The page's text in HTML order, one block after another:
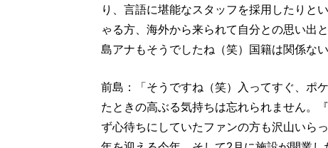
り、言語に堪能なスタッフを採用したりと
ゃる方、海外から来られて自分との思い出
島アナもそうでしたね（笑）国籍は関係な
前島：「そうですね（笑）入ってすぐ、ポ
たときの高ぶる気持ちは忘れられません。
ず心待ちにしていたファンの方も沢山いら